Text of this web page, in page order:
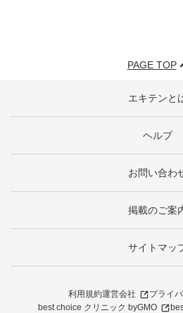
PAGE TOP
エキテンと
ヘルプ
お問い合わ
掲載のご案
サイトマッ
利用規約運営会社
プライ
best choice クリニック byGMO